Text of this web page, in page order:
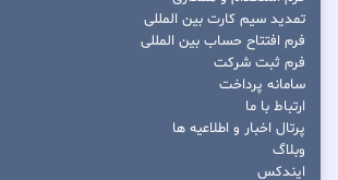
تمدید سیم کارت بین المللی
فرم افتتاح حساب بین المللی
فرم ثبت شرکت
سامانه پرداخت
ارتباط با ما
پرتال اخبار و اطلاعیه ها
وبلاگ
ایندکس